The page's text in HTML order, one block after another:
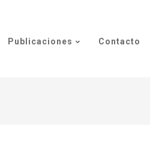
Publicaciones Contacto